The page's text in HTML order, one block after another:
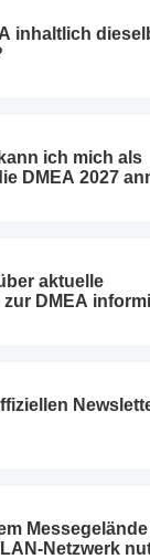
inhaltlich
ich mich als
DMEA 2027
aktuelle
DMEA
Netzwerk